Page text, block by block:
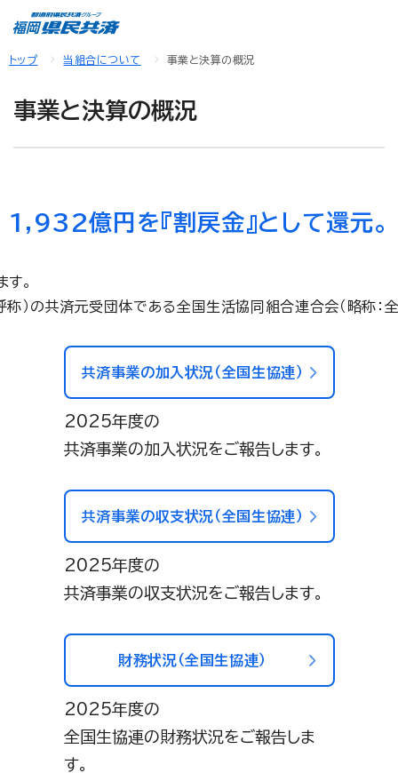
トップ 当組合について 事業と決算の概況
事業と決算の概況
1,932億円を『割戻金』として還元。
。
）の共済元受団体である全国生活協同組合連合会（略称
共済事業の加入状況（全国生協連）
2025年度の
共済事業の加入状況をご報告します。
共済事業の収支状況（全国生協連）
2025年度の
共済事業の収支状況をご報告します。
財務状況（全国生協連）
2025年度の
全国生協連の財務状況をご報告しま
す。